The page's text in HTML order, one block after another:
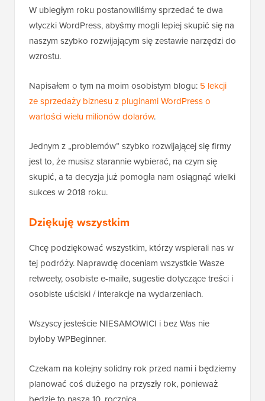
W ubiegłym roku postanowiliśmy sprzedać te dwa
wtyczki WordPress, abyśmy mogli lepiej skupić się na
naszym szybko rozwijającym się zestawie narzędzi do
wzrostu.
Napisałem o tym na moim osobistym blogu: 5 lekcji
ze sprzedaży biznesu z pluginami WordPress o
wartości wielu milionów dolarów.
Jednym z „problemów” szybko rozwijającej się firmy
jest to, że musisz starannie wybierać, na czym się
skupić, a ta decyzja już pomogła nam osiągnąć wielki
sukces w 2018 roku.
Dziękuję wszystkim
Chcę podziękować wszystkim, którzy wspierali nas w
tej podróży. Naprawdę doceniam wszystkie Wasze
retweety, osobiste e-maile, sugestie dotyczące treści i
osobiste uściski / interakcje na wydarzeniach.
Wszyscy jesteście NIESAMOWICI i bez Was nie
byłoby WPBeginner.
Czekam na kolejny solidny rok przed nami i będziemy
planować coś dużego na przyszły rok, ponieważ